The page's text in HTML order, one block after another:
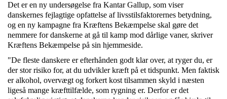
Det er en ny undersøgelse fra Kantar Gallup, som viser
danskernes fejlagtige opfattelse af livsstilsfaktorernes betydning,
og en ny kampagne fra Kræftens Bekæmpelse skal gøre det
nemmere for danskerne at gå til kamp mod dårlige vaner, skriver
Kræftens Bekæmpelse på sin hjemmeside.
"De fleste danskere er efterhånden godt klar over, at ryger du, er
der stor risiko for, at du udvikler kræft på et tidspunkt. Men faktisk
er alkohol, overvægt og forkert kost tilsammen skyld i næsten
ligeså mange kræfttilfælde, som rygning er. Derfor er det